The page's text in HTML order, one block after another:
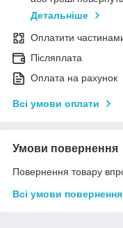
Детальніше
Оплатити
Післяплата
Оплата на рахунок
Всі умови оплати
Умови повернення
Повернення товару
Всі умови повернення